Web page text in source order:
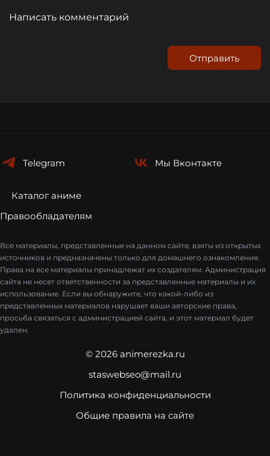
Отправить
Telegram Мы Вконтакте
Каталог аниме
Правообладателям
Все материалы, представленные на данном сайте, взяты из открытых
источников и предназначены только для домашнего ознакомления.
Права на все материалы принадлежат их создателям. Администрация
сайта не несет ответственности за представленные материалы и их
использование. Если вы обнаружите, что какой-либо из
представленных материалов нарушает ваши авторские права,
просьба связаться с администрацией сайта, и этот материал будет
удален.
© 2026 animerezka.ru
staswebseo@mail.ru
Политика конфиденциальности
Общие правила на сайте